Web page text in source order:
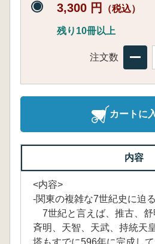
3,300 円 （税込）
残り10冊以上
注文数
カートに
内容
<内容>
-関東の複雑な7世紀史に迫
7世紀と言えば、推古、舒
斉明、天智、天武、持統天
塔もすでに596年に完成し